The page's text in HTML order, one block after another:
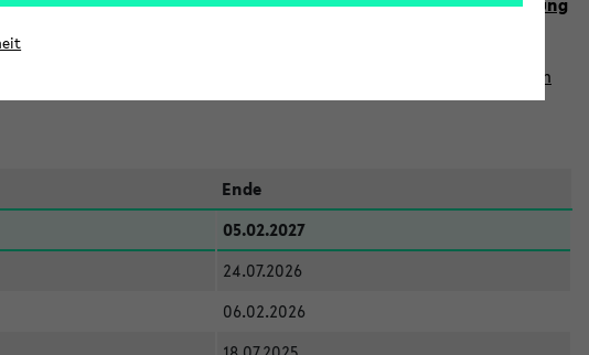
finden
Ende
05.02.2027
24.07.2026
06.02.2026